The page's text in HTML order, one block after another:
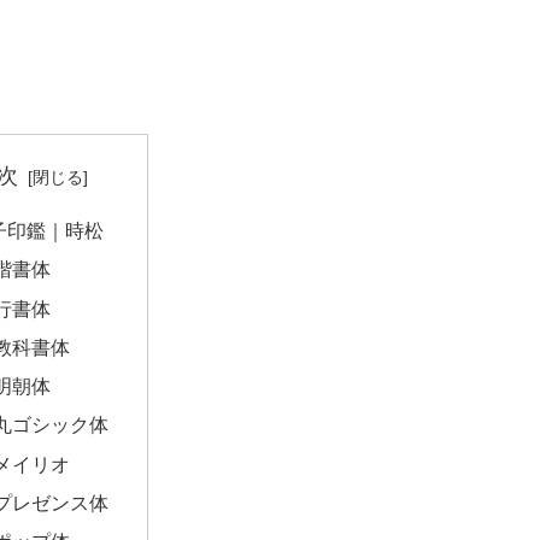
印鑑｜時松
書体
書体
科書体
朝体
ゴシック体
イリオ
レゼンス体